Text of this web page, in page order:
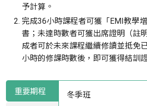
予計算。
完成36小時課程者可獲「EMI教學
書；未達時數者可獲出席證明（註
成者可於未來課程繼續修讀並抵免
小時的修課時數後，即可獲得結訓
重要期程
冬季班